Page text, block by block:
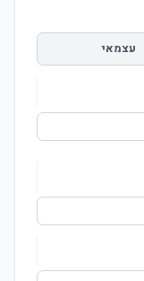
עצמאי